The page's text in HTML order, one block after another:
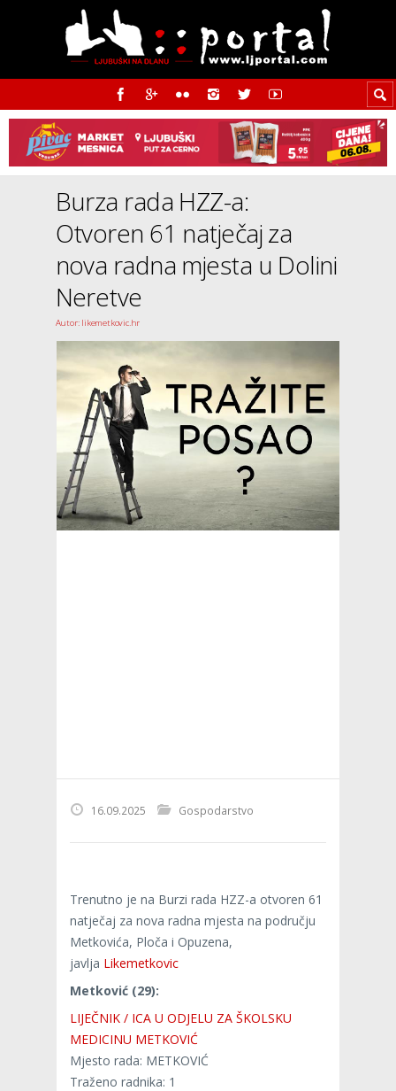
Burza rada HZZ-a:
Otvoren 61 natječaj za
nova radna mjesta u Dolini
Neretve
Autor: likemetkovic.hr
16.09.2025 Gospodarstvo
Trenutno je na Burzi rada HZZ-a otvoren 61
natječaj za nova radna mjesta na području
Metkovića, Ploča i Opuzena,
javlja Likemetkovic
Metković (29):
LIJEČNIK / ICA U ODJELU ZA ŠKOLSKU
MEDICINU METKOVIĆ
Mjesto rada: METKOVIĆ
Traženo radnika: 1